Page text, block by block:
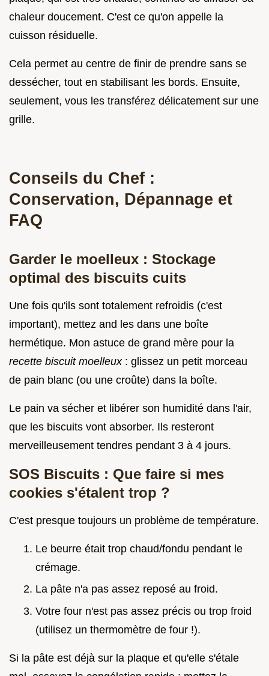
chaleur doucement. C'est ce qu'on appelle la
cuisson résiduelle.
Cela permet au centre de finir de prendre sans se
dessécher, tout en stabilisant les bords. Ensuite,
seulement, vous les transférez délicatement sur une
grille.
Conseils du Chef :
Conservation, Dépannage et
FAQ
Garder le moelleux : Stockage
optimal des biscuits cuits
Une fois qu'ils sont totalement refroidis (c'est
important), mettez and les dans une boîte
hermétique. Mon astuce de grand mère pour la
recette biscuit moelleux : glissez un petit morceau
de pain blanc (ou une croûte) dans la boîte.
Le pain va sécher et libérer son humidité dans l'air,
que les biscuits vont absorber. Ils resteront
merveilleusement tendres pendant 3 à 4 jours.
SOS Biscuits : Que faire si mes
cookies s'étalent trop ?
C'est presque toujours un problème de température.
Le beurre était trop chaud/fondu pendant le
crémage.
La pâte n'a pas assez reposé au froid.
Votre four n'est pas assez précis ou trop froid
(utilisez un thermomètre de four !).
Si la pâte est déjà sur la plaque et qu'elle s'étale